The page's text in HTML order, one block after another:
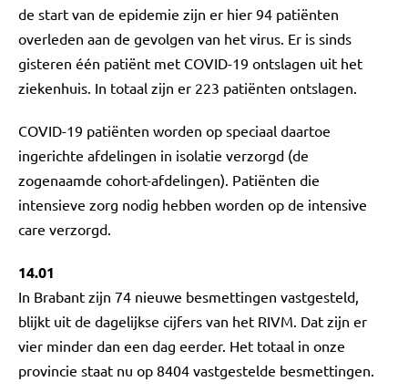
de start van de epidemie zijn er hier 94 patiënten
overleden aan de gevolgen van het virus. Er is sinds
gisteren één patiënt met COVID-19 ontslagen uit het
ziekenhuis. In totaal zijn er 223 patiënten ontslagen.
COVID-19 patiënten worden op speciaal daartoe
ingerichte afdelingen in isolatie verzorgd (de
zogenaamde cohort-afdelingen). Patiënten die
intensieve zorg nodig hebben worden op de intensive
care verzorgd.
14.01
In Brabant zijn 74 nieuwe besmettingen vastgesteld,
blijkt uit de dagelijkse cijfers van het RIVM. Dat zijn er
vier minder dan een dag eerder. Het totaal in onze
provincie staat nu op 8404 vastgestelde besmettingen.